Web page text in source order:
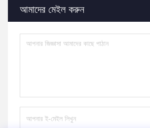
আমাদের মেইল ​​করুন